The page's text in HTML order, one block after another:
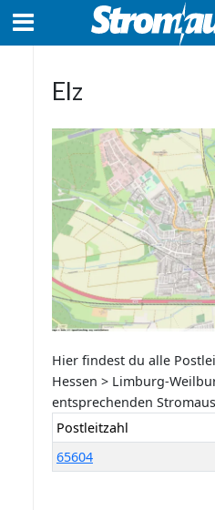
Elz
Hier findest du alle
Hessen > Limburg-
entsprechenden
Postleitzahl
65604